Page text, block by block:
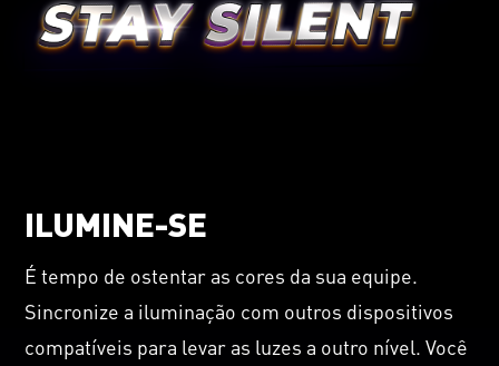
ILUMINE-SE
É tempo de ostentar as cores da sua equipe.
Sincronize a iluminação com outros dispositivos
compatíveis para levar as luzes a outro nível. Você